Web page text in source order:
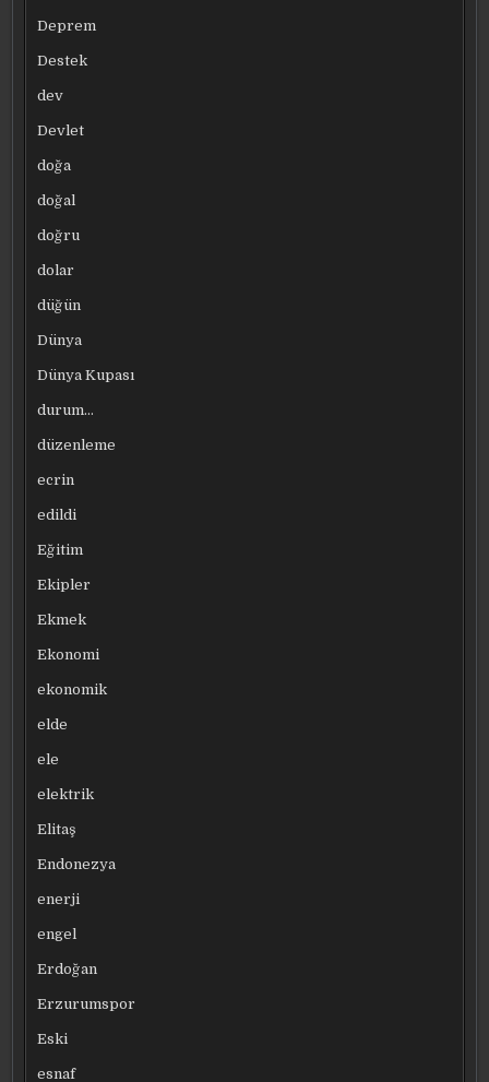
Deprem
Destek
dev
Devlet
doğa
doğal
doğru
dolar
düğün
Dünya
Dünya Kupası
durum…
düzenleme
ecrin
edildi
Eğitim
Ekipler
Ekmek
Ekonomi
ekonomik
elde
ele
elektrik
Elitaş
Endonezya
enerji
engel
Erdoğan
Erzurumspor
Eski
esnaf